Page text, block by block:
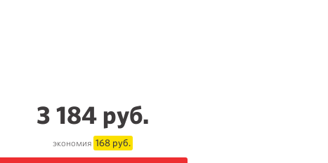
3 184 руб.
экономия 168 руб.